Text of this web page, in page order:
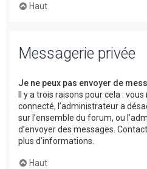
Haut
Messagerie privée
Je ne peux pas envoyer de
Il y a trois raisons pour cela :
connecté, l’administrateur a
sur l’ensemble du forum, ou
d’envoyer des messages.
plus d’informations.
Haut